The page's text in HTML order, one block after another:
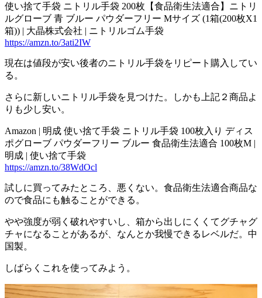
使い捨て手袋 ニトリル手袋 200枚【食品衛生法適合】ニトリ
ルグローブ 青 ブルー パウダーフリー Mサイズ (1箱(200枚X1
箱)) | 大晶株式会社 | ニトリルゴム手袋
https://amzn.to/3ati2IW
現在は値段が安い後者のニトリル手袋をリピート購入してい
る。
さらに新しいニトリル手袋を見つけた。しかも上記２商品よ
りも少し安い。
Amazon | 明成 使い捨て手袋 ニトリル手袋 100枚入り ディス
ポグローブ パウダーフリー ブルー 食品衛生法適合 100枚M |
明成 | 使い捨て手袋
https://amzn.to/38WdOcl
試しに買ってみたところ、悪くない。食品衛生法適合商品な
ので食品にも触ることができる。
やや強度が弱く破れやすいし、箱から出しにくくてグチャグ
チャになることがあるが、なんとか我慢できるレベルだ。中
国製。
しばらくこれを使ってみよう。